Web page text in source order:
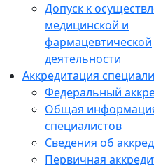
Допуск к
медицинской и
фармацевтической
деятельности
Аккредитация
Федеральный
Общая
специалистов
Сведения об
Первичная